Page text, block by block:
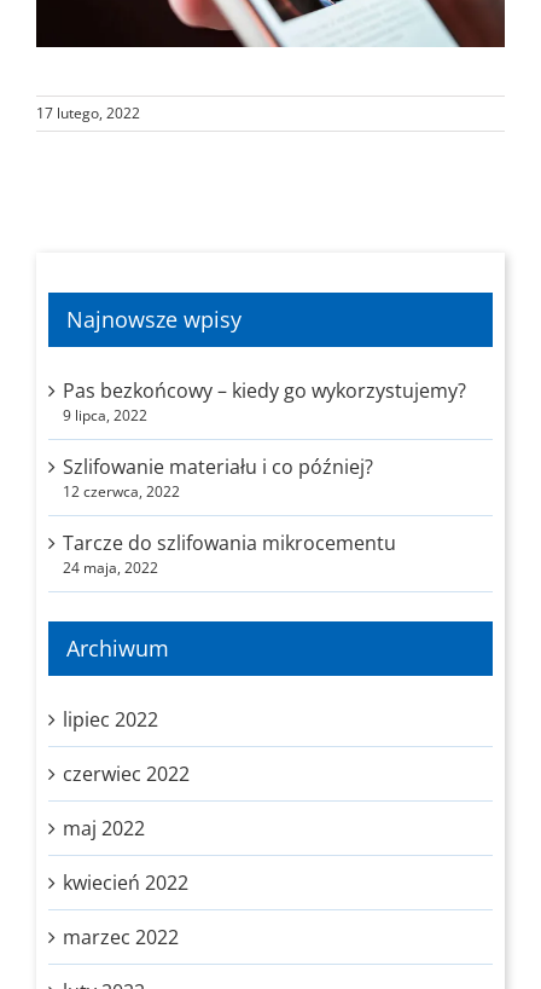
17 lutego, 2022
Najnowsze wpisy
Pas bezkońcowy – kiedy go wykorzystujemy?
9 lipca, 2022
Szlifowanie materiału i co później?
12 czerwca, 2022
Tarcze do szlifowania mikrocementu
24 maja, 2022
Archiwum
lipiec 2022
czerwiec 2022
maj 2022
kwiecień 2022
marzec 2022